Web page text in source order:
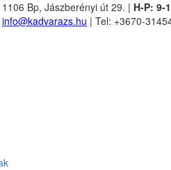
1106 Bp, Jászberényi út 29. | H-P: 9-
info@kadvarazs.hu | Tel: +3670-